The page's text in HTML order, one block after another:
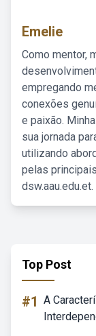
Emelie
Como mentor,
empregando
conexões
e paixão.
sua jornada
utilizando
pelas
dsw.aau.edu.et.
Top Post
#1 A